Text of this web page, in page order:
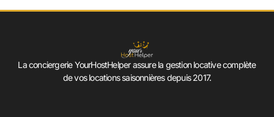
La conciergerie YourHostHelper assure la gestion locative complète
de vos locations saisonnières depuis 2017.